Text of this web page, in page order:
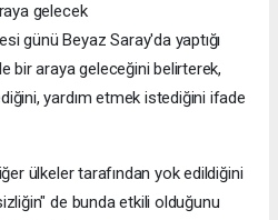
gelecek
günü Beyaz Saray'da yaptığı
bir araya geleceğini belirterek,
yardım etmek istediğini ifade
ülkeler tarafından yok edildiğini
de bunda etkili olduğunu